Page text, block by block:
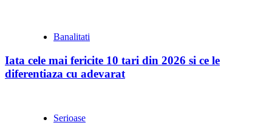
Banalitati
Iata cele mai fericite 10 tari din 2026 si ce le
diferentiaza cu adevarat
Serioase